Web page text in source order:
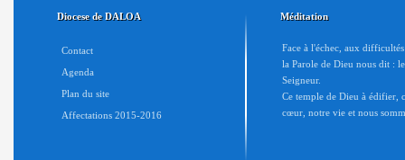
Diocese de DALOA
Contact
Agenda
Plan du site
Affectations 2015-2016
Méditation
Face à l'échec, aux
la Parole de Dieu nous dit :
Seigneur.
Ce temple de Dieu à édifier,
cœur, notre vie et nous